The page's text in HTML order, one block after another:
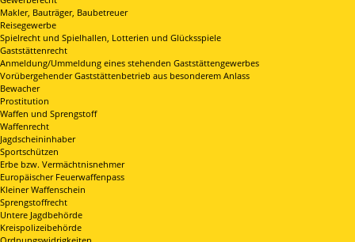
Makler, Bauträger, Baubetreuer
Reisegewerbe
Spielrecht und Spielhallen, Lotterien und Glücksspiele
Gaststättenrecht
Anmeldung/Ummeldung eines stehenden Gaststättengewerbes
Vorübergehender Gaststättenbetrieb aus besonderem Anlass
Bewacher
Prostitution
Waffen und Sprengstoff
Waffenrecht
Jagdscheininhaber
Sportschützen
Erbe bzw. Vermächtnisnehmer
Europäischer Feuerwaffenpass
Kleiner Waffenschein
Sprengstoffrecht
Untere Jagdbehörde
Kreispolizeibehörde